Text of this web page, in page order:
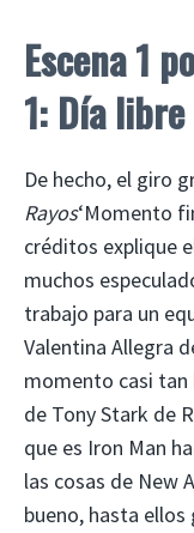
Escena 1
1: Día
De hecho, el giro
Rayos‘Momento
créditos explique
muchos
trabajo para un
Valentina Allegra
momento casi
de Tony Stark de
que es Iron Man
las cosas de New
bueno, hasta